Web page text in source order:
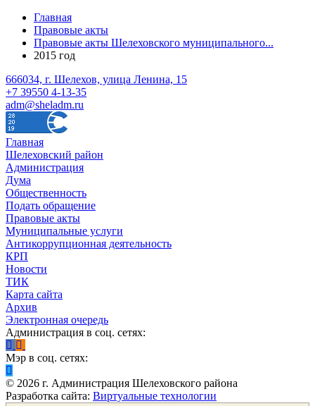
Главная
Правовые акты
Правовые акты Шелеховского муниципального...
2015 год
666034, г. Шелехов, улица Ленина, 15
+7 39550 4-13-35
adm@sheladm.ru
Главная
Шелеховский район
Администрация
Дума
Общественность
Подать обращение
Правовые акты
Муниципальные услуги
Антикоррупционная деятельность
КРП
Новости
ТИК
Карта сайта
Архив
Электронная очередь
Администрация в соц. сетях:
Мэр в соц. сетях:
© 2026 г. Администрация Шелеховского района
Разработка сайта: Виртуальные технологии